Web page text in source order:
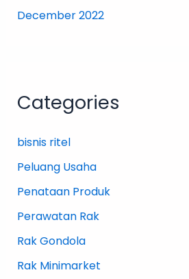
December 2022
Categories
bisnis ritel
Peluang Usaha
Penataan Produk
Perawatan Rak
Rak Gondola
Rak Minimarket